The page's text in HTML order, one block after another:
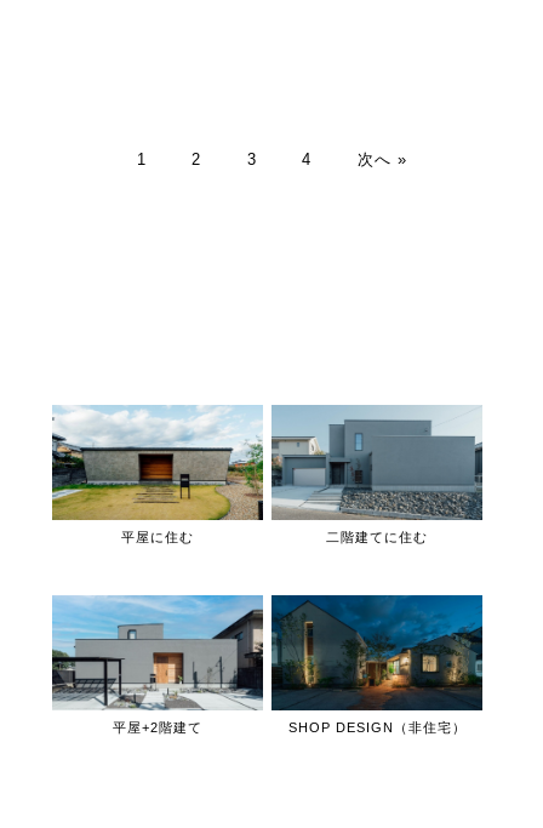
1 2 3 4 次へ »
平屋に住む 二階建てに住む
平屋+2階建て SHOP DESIGN（非住宅）